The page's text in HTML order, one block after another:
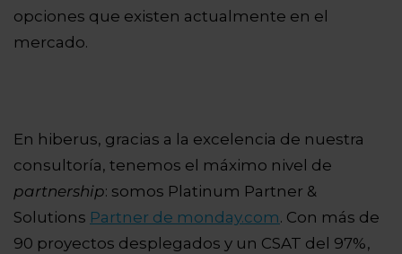
opciones que existen actualmente en el
mercado.
En hiberus, gracias a la excelencia de nuestra
consultoría, tenemos el máximo nivel de
partnership: somos Platinum Partner &
Solutions Partner de monday.com. Con más de
90 proyectos desplegados y un CSAT del 97%,